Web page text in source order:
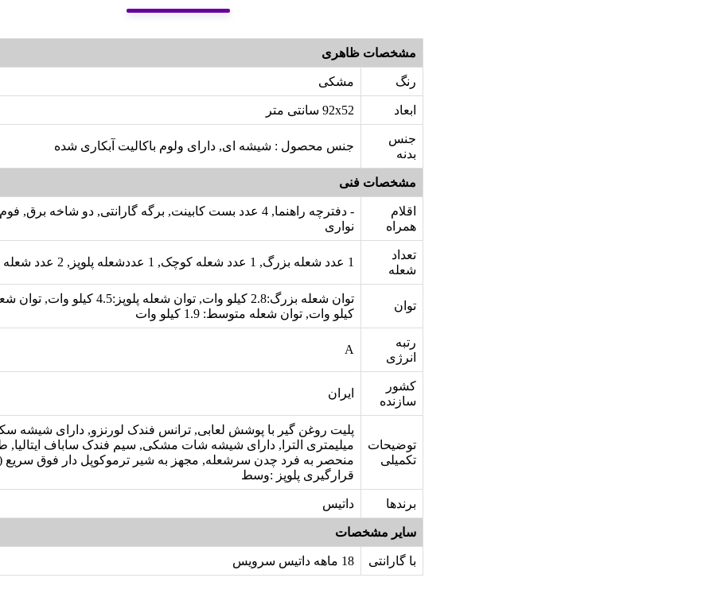
مشخصات ظاهری
رنگ مشکی
ابعاد 92x52 سانتی متر
جنس
بدنه
جنس محصول : شیشه ای, دارای ولوم باکالیت آبکاری شده
مشخصات فنی
اقلام
همراه
- دفترچه راهنما, 4 عدد بست کابینت, برگه گارانتی, دو شاخه
نواری
تعداد
شعله
1 عدد شعله بزرگ, 1 عدد شعله کوچک, 1 عددشعله پلوپز, 2 عدد شعله متوسط, 5 شعله
توان
کیلو وات, توان شعله متوسط: 1.9 کیلو وات
رتبه
انرژی
A
کشور
سازنده
ایران
توضیحات
تکمیلی
میلیمتری الترا, دارای شیشه شات مشکی, سیم فندک ساباف
قرارگیری پلوپز :وسط
برندها داتیس
سایر مشخصات
با گارانتی 18 ماهه داتیس سرویس